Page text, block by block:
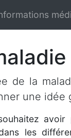
de la
une idée
avoir
les